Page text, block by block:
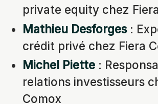
private equity chez
Mathieu Desforges:
crédit privé chez Fiera
Michel Piette :
relations investisseurs
Comox